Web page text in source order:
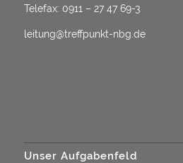
Telefax: 0911 – 27 47 69-3
leitung@treffpunkt-nbg.de
Unser Aufgabenfeld